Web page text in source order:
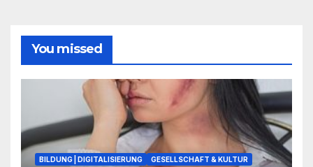
You missed
BILDUNG | DIGITALISIERUNG GESELLSCHAFT & KULTUR